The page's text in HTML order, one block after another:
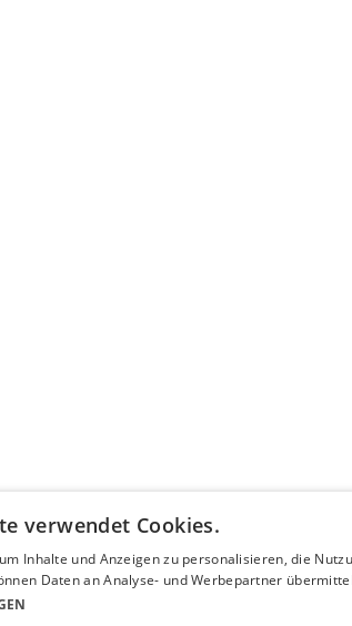
verwendet Cookies.
Inhalte und Anzeigen zu personalisieren, die
Daten an Analyse- und Werbepartner